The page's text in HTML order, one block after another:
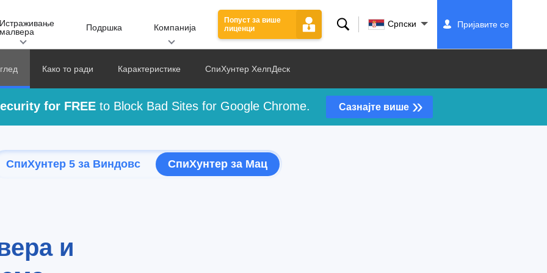
Истраживање
малвера
Подршка Компанија
Попуст за више
лиценци
Претрага Српски Пријавите се
Како то ради Карактеристике СпиХунтер ХелпДеск
for FREEto Block Bad Sites for Google Chrome. Сазнајте више »
СпиХунтер 5 за Виндовс СпиХунтер за Мац
и